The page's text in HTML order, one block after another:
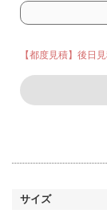
【都度見積】後日